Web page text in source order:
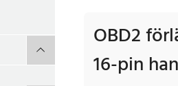
OBD2
16-pin